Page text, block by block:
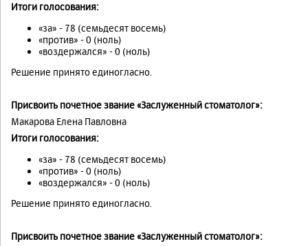
Итоги голосования:
«за» - 78 (семьдесят восемь)
«против» - 0 (ноль)
«воздержался» - 0 (ноль)
Решение принято единогласно.
Присвоить почетное звание «Заслуженный стоматолог»:
Макарова Елена Павловна
Итоги голосования:
«за» - 78 (семьдесят восемь)
«против» - 0 (ноль)
«воздержался» - 0 (ноль)
Решение принято единогласно.
Присвоить почетное звание «Заслуженный стоматолог»: